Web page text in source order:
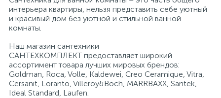
интерьера квартиры, нельзя представить себе уютный
и красивый дом без уютной и стильной ванной
комнаты.
Наш магазин сантехники
САНТЕХКОМПЛЕКТ предоставляет широкий
ассортимент товара лучших мировых брендов:
Goldman, Roca, Volle, Kaldewei, Creo Ceramique, Vitra,
Cersanit, Loranto, Villeroy&Boch, MARRBAXX, Santek,
Ideal Standard, Laufen.
Полотенцесушители
Душевые трапы